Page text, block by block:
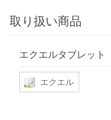
取り扱い商品
エクエルタブレット
エクエル